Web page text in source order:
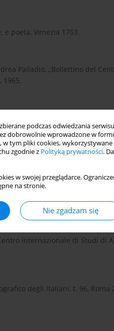
podczas odwiedzania
dobrowolnie wprowadzone w
w tym pliki cookies,
zgodnie z Polityką prywatności.
w swojej przeglądarce.
na stronie.
Nie zgadzam się
poeta, Venezia 1753.
Palladio, „Bollettino del
Italiana, Roma 1937,
Centro Internazionale di
Internazionale di Studi di
degli Italiani, t. 96, Roma